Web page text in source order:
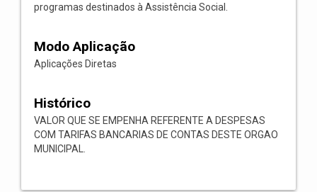
programas destinados à Assistência Social.
Modo Aplicação
Aplicações Diretas
Histórico
VALOR QUE SE EMPENHA REFERENTE A DESPESAS
COM TARIFAS BANCARIAS DE CONTAS DESTE ORGAO
MUNICIPAL.